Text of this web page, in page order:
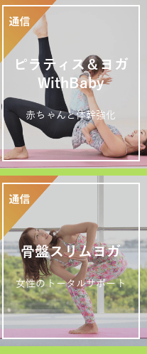
ピラティス＆ヨガ
WithBaby
赤ちゃんと体幹強化
骨盤スリムヨガ
女性のトータルサポート